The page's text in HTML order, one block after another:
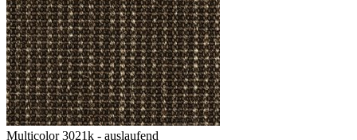
Multicolor 3021k - auslaufend